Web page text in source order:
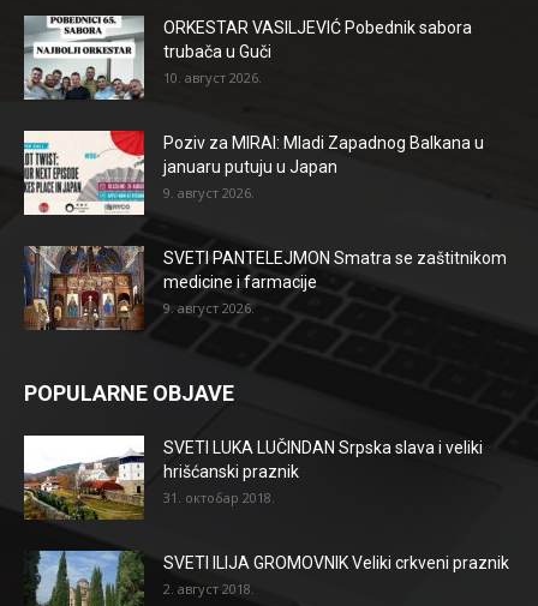
ORKESTAR VASILJEVIĆ Pobednik sabora
trubača u Guči
10. август 2026.
Poziv za MIRAI: Mladi Zapadnog Balkana u
januaru putuju u Japan
9. август 2026.
SVETI PANTELEJMON Smatra se zaštitnikom
medicine i farmacije
9. август 2026.
POPULARNE OBJAVE
SVETI LUKA LUČINDAN Srpska slava i veliki
hrišćanski praznik
31. октобар 2018.
SVETI ILIJA GROMOVNIK Veliki crkveni praznik
2. август 2018.